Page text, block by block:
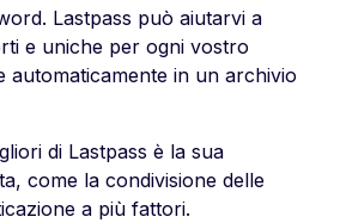
Lastpass può aiutarvi a
e uniche per ogni vostro
automaticamente in un archivio
di Lastpass è la sua
come la condivisione delle
a più fattori.